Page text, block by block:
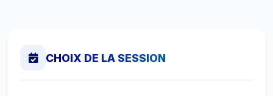
CHOIX DE LA SESSION